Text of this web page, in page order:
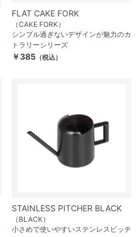
FLAT CAKE FORK
（CAKE FORK）
シンプル過ぎないデザインが魅力のカ
トラリーシリーズ
￥385 （税込）
STAINLESS PITCHER BLACK
（BLACK）
小さめで使いやすいステンレスピッチ